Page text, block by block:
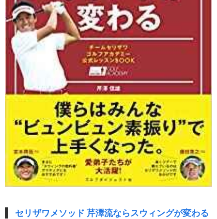
セリザワメソッド 芹澤流ならスウィングが変わる